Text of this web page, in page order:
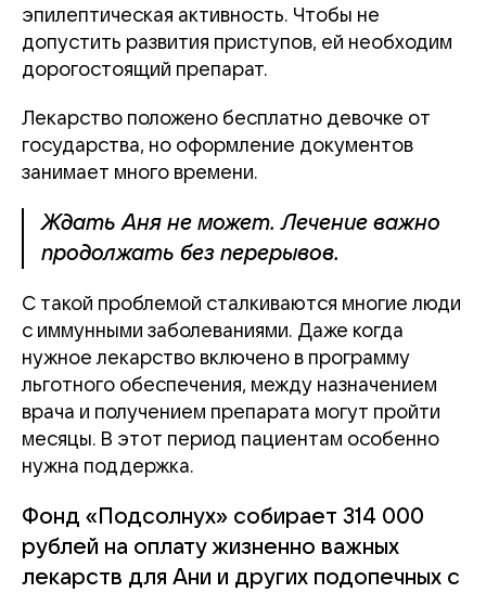
эпилептическая активность. Чтобы не
допустить развития приступов, ей необходим
дорогостоящий препарат.
Лекарство положено бесплатно девочке от
государства, но оформление документов
занимает много времени.
Ждать Аня не может. Лечение важно
продолжать без перерывов.
С такой проблемой сталкиваются многие люди
с иммунными заболеваниями. Даже когда
нужное лекарство включено в программу
льготного обеспечения, между назначением
врача и получением препарата могут пройти
месяцы. В этот период пациентам особенно
нужна поддержка.
Фонд «Подсолнух» собирает 314 000
рублей на оплату жизненно важных
лекарств для Ани и других подопечных с